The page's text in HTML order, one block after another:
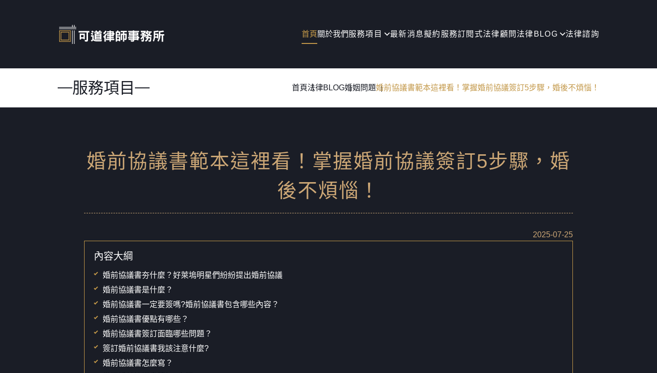
首頁 關於我們服務項目 最新消息擬約服務訂閱式法律顧問 法律BLOG 法律諮詢
服務項目 首頁法律BLOG婚姻問題婚前協議書範本這裡看！掌握婚前協議簽訂5步驟，婚後不煩惱！
婚前協議書範本這裡看！掌握婚前協議簽訂5步驟，婚
後不煩惱！
2025-07-25
內容大綱
婚前協議書夯什麼？好萊塢明星們紛紛提出婚前協議
婚前協議書是什麼？
婚前協議書一定要簽嗎?婚前協議書包含哪些內容？
婚前協議書優點有哪些？
婚前協議書簽訂面臨哪些問題？
簽訂婚前協議書我該注意什麼?
婚前協議書怎麼寫？